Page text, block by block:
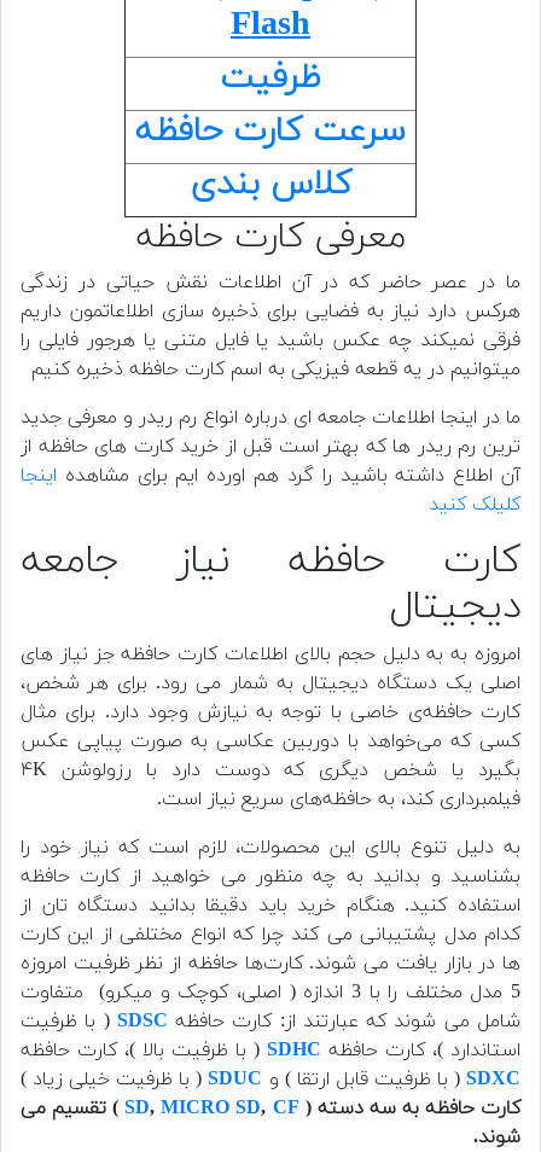
Flash
ظرفیت
سرعت کارت حافظه
کلاس بندی
معرفی کارت حافظه
ما در عصر حاضر که در آن اطلاعات نقش حیاتی در زندگی
هرکس دارد نیاز به فضایی برای ذخیره سازی اطلاعاتمون داریم
فرقی نمیکند چه عکس باشید یا فایل متنی یا هرجور فایلی را
میتوانیم در یه قطعه فیزیکی به اسم کارت حافظه ذخیره کنیم
ما در اینجا اطلاعات جامعه ای درباره انواع رم ریدر و معرفی جدید
ترین رم ریدر ها که بهتر است قبل از خرید کارت های حافظه از
آن اطلاع داشته باشید را گرد هم اورده ایم برای مشاهده اینجا
کلیلک کنید
کارت حافظه نیاز جامعه
دیجیتال
امروزه به به دلیل حجم بالای اطلاعات کارت حافظه جز نیاز های
اصلی یک دستگاه دیجیتال به شمار می رود. برای هر شخص،
کارت حافظه‌ی خاصی با توجه به نیازش وجود دارد. برای مثال
کسی که می‌خواهد با دوربین عکاسی به صورت پیاپی عکس
بگیرد یا شخص دیگری که دوست دارد با رزولوشن ۴K
فیلمبرداری کند، به حافظه‌های سریع‌ نیاز است.
به دلیل تنوع بالای این محصولات، لازم است که نیاز خود را
بشناسید و بدانید به چه منظور می خواهید از کارت حافظه
استفاده کنید. هنگام خرید باید دقیقا بدانید دستگاه‌ تان از
کدام مدل پشتیبانی می ‌کند چرا که انواع مختلفی از این کارت
ها در بازار یافت می­ شوند. کارت‌ها حافظه از نظر ظرفیت امروزه
5 مدل مختلف را با 3 اندازه ( اصلی، کوچک و میکرو) متفاوت
شامل می ‌شوند که عبارتند از: کارت حافظه SDSC ( با ظرفیت
استاندارد )، کارت حافظه SDHC ( با ظرفیت بالا )، کارت حافظه
SDXC ( با ظرفیت قابل ارتقا ) و SDUC ( با ظرفیت خیلی زیاد )
کارت حافظه به سه دسته (
SD,MICRO SD, CF
) تقسیم می
شوند.